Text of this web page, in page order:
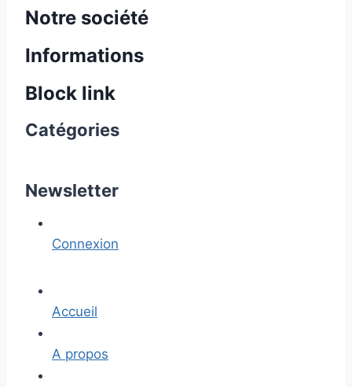
Notre société
Informations
Block link
Catégories
Newsletter
Connexion
Accueil
A propos